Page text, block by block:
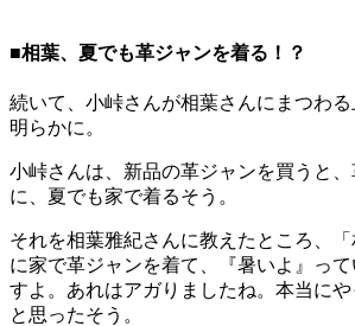
■相葉、夏でも革ジャンを着る！？
続いて、小峠さんが相葉さんにまつわ
明らかに。
小峠さんは、新品の革ジャンを買うと
に、夏でも家で着るそう。
それを相葉雅紀さんに教えたところ、
に家で革ジャンを着て、『暑いよ』っ
すよ。あれはアガりましたね。本当にや
と思ったそう。